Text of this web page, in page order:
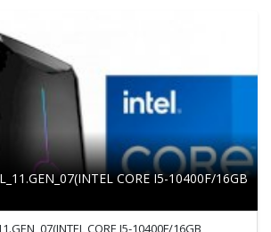
CORE I5-10400F/16GB
CORE I5-10400F/16GB